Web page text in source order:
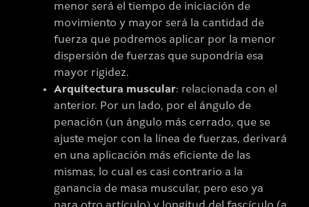
menor será el tiempo de iniciación de
movimiento y mayor será la cantidad de
fuerza que podremos aplicar por la menor
dispersión de fuerzas que supondría esa
mayor rigidez.
Arquitectura muscular: relacionada con el
anterior. Por un lado, por el ángulo de
penación (un ángulo más cerrado, que se
ajuste mejor con la línea de fuerzas, derivará
en una aplicación más eficiente de las
mismas, lo cual es casi contrario a la
ganancia de masa muscular, pero eso ya